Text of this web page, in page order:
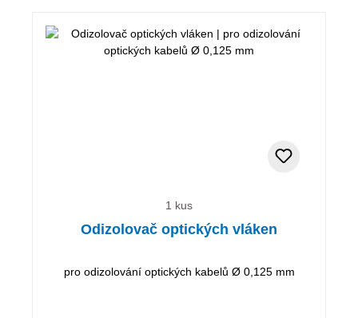
1 kus
Odizolovač optických vláken
pro odizolování optických kabelů Ø 0,125 mm